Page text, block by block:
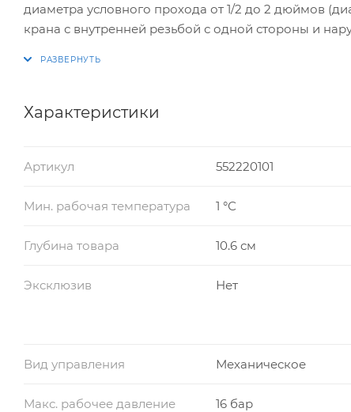
диаметра условного прохода от 1/2 до 2 дюймов
крана с внутренней резьбой с одной стороны и
Характеристики
Артикул 552220101
Мин. рабочая температура 1 °С
Глубина товара 10.6 см
Эксклюзив Нет
Вид управления Механическое
Макс. рабочее давление 16 бар